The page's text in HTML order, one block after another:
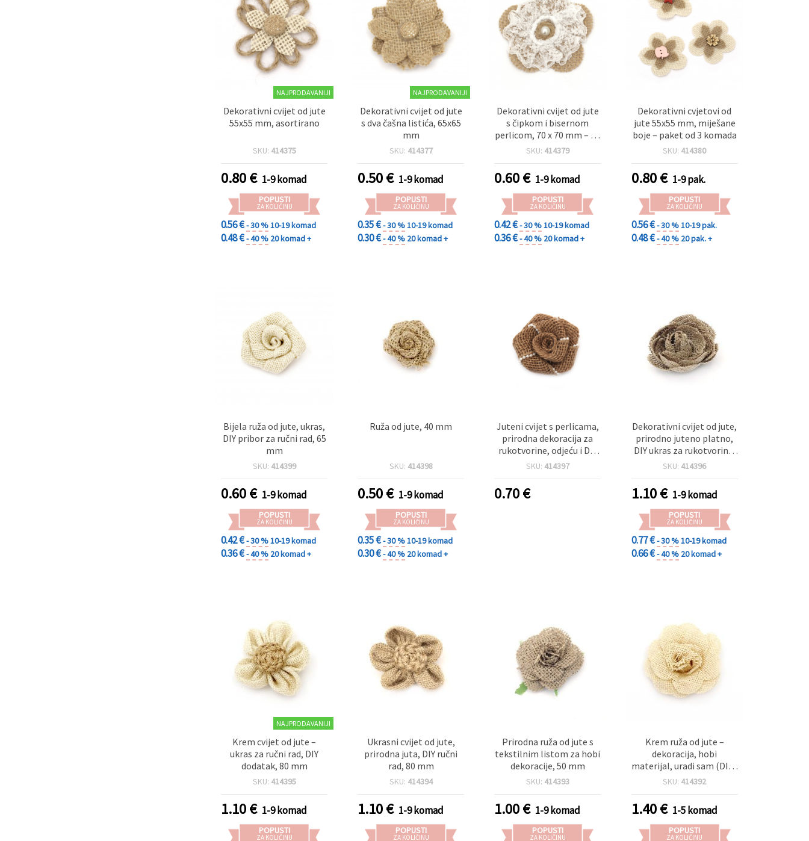
NAJPRODAVANIJI
Dekorativni cvijet od jute
55x55 mm, asortirano
SKU: 414375
0.80€ 1-9 komad
POPUSTI
ZA KOLIČINU
0.56 €- 30 %10-19 komad
0.48 €- 40 % 20 komad +
NAJPRODAVANIJI
Dekorativni cvijet od jute
s dva čašna listića, 65x65
mm
SKU: 414377
0.50€ 1-9 komad
POPUSTI
ZA KOLIČINU
0.35 €- 30 %10-19 komad
0.30 €- 40 % 20 komad +
Dekorativni cvijet od jute
s čipkom i bisernom
perlicom, 70 x 70 mm – za
DIY i scrapbooking
SKU: 414379
0.60€ 1-9 komad
POPUSTI
ZA KOLIČINU
0.42 €- 30 %10-19 komad
0.36 €- 40 % 20 komad +
Dekorativni cvjetovi od
jute 55x55 mm, miješane
boje – paket od 3 komada
SKU: 414380
0.80€ 1-9 pak.
POPUSTI
ZA KOLIČINU
0.56 €- 30 %10-19 pak.
0.48 €- 40 % 20 pak. +
Bijela ruža od jute, ukras,
DIY pribor za ručni rad, 65
mm
SKU: 414399
0.60€ 1-9 komad
POPUSTI
ZA KOLIČINU
0.42 €- 30 %10-19 komad
0.36 €- 40 % 20 komad +
Ruža od jute, 40 mm
SKU: 414398
0.50€ 1-9 komad
POPUSTI
ZA KOLIČINU
0.35 €- 30 %10-19 komad
0.30 €- 40 % 20 komad +
Juteni cvijet s perlicama,
prirodna dekoracija za
rukotvorine, odjeću i DIY
projekte, 75 mm
SKU: 414397
0.70€
Dekorativni cvijet od jute,
prirodno juteno platno,
DIY ukras za rukotvorine,
60 mm
SKU: 414396
1.10€ 1-9 komad
POPUSTI
ZA KOLIČINU
0.77 €- 30 %10-19 komad
0.66 €- 40 % 20 komad +
NAJPRODAVANIJI
Krem cvijet od jute –
ukras za ručni rad, DIY
dodatak, 80 mm
SKU: 414395
1.10€ 1-9 komad
POPUSTI
ZA KOLIČINU
Ukrasni cvijet od jute,
prirodna juta, DIY ručni
rad, 80 mm
SKU: 414394
1.10€ 1-9 komad
POPUSTI
ZA KOLIČINU
Prirodna ruža od jute s
tekstilnim listom za hobi
dekoracije, 50 mm
SKU: 414393
1.00€ 1-9 komad
POPUSTI
ZA KOLIČINU
Krem ruža od jute –
dekoracija, hobi
materijal, uradi sam (DIY),
80 mm
SKU: 414392
1.40€ 1-5 komad
POPUSTI
ZA KOLIČINU